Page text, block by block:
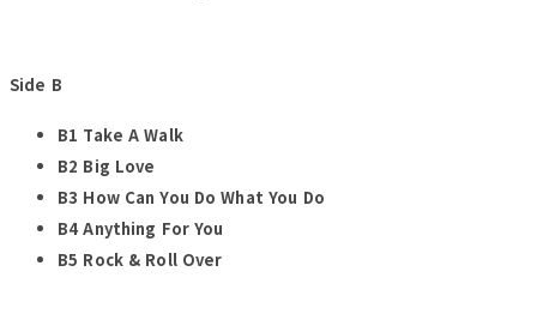
Side B
B1 Take A Walk
B2 Big Love
B3 How Can You Do What You Do
B4 Anything For You
B5 Rock & Roll Over